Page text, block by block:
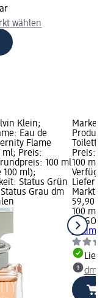
wählen
Klein;
Eau de
Flame
ml; Preis:
100 ml
100 ml);
Status Grün
Grau dm
Marke:
Toilette
Preis:
100 ml
Markt
59,90 €
100 ml
HUGO
dm